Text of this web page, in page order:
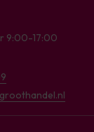
9:00-17:00